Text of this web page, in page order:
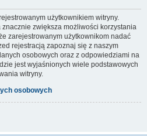
użytkownikiem witryny.
zwiększa możliwości korzystania
zarejestrowanym użytkownikom nadać
rejestracją zapoznaj się z naszym
osobowych oraz z odpowiedziami na
jest wyjaśnionych wiele podstawowych
witryny.
osobowych